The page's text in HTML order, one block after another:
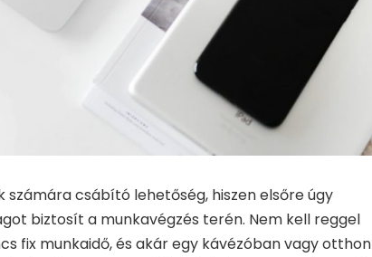
számára csábító lehetőség, hiszen elsőre úgy
biztosít a munkavégzés terén. Nem kell reggel
fix munkaidő, és akár egy kávézóban vagy otthon